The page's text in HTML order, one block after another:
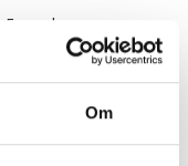
Om
Egenskaper